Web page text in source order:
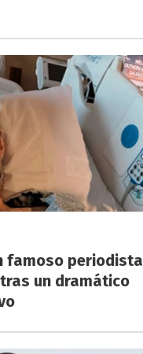
famoso periodista
un dramático